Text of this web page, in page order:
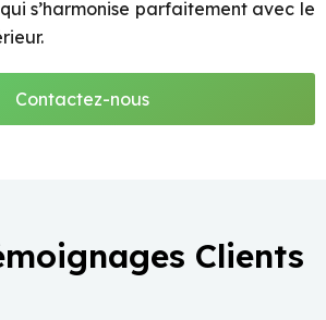
s’harmonise parfaitement avec le
Contactez-nous
Clients